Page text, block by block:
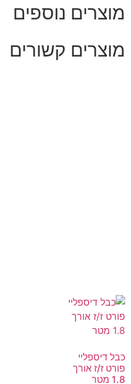
מוצרים נוספים
מוצרים קשורים
כבל דיספליי
פורט ז/ז אורך
1.8 מטר